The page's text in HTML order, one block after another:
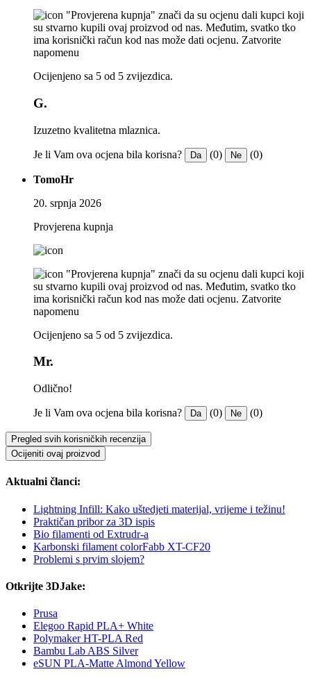
"Provjerena kupnja" znači da su ocjenu dali kupci koji
su stvarno kupili ovaj proizvod od nas. Međutim, svatko tko
ima korisnički račun kod nas može dati ocjenu. Zatvorite
napomenu
Ocijenjeno sa 5 od 5 zvijezdica.
G.
Izuzetno kvalitetna mlaznica.
Je li Vam ova ocjena bila korisna? Da (0) Ne (0)
TomoHr
20. srpnja 2026
Provjerena kupnja
"Provjerena kupnja" znači da su ocjenu dali kupci koji
su stvarno kupili ovaj proizvod od nas. Međutim, svatko tko
ima korisnički račun kod nas može dati ocjenu. Zatvorite
napomenu
Ocijenjeno sa 5 od 5 zvijezdica.
Mr.
Odlično!
Je li Vam ova ocjena bila korisna? Da (0) Ne (0)
Pregled svih korisničkih recenzija
Ocijeniti ovaj proizvod
Aktualni članci:
Lightning Infill: Kako uštedjeti materijal, vrijeme i težinu!
Praktičan pribor za 3D ispis
Bio filamenti od Extrudr-a
Karbonski filament colorFabb XT-CF20
Problemi s prvim slojem?
Otkrijte 3DJake:
Prusa
Elegoo Rapid PLA+ White
Polymaker HT-PLA Red
Bambu Lab ABS Silver
eSUN PLA-Matte Almond Yellow